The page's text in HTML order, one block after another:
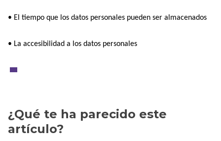
• El tiempo que los datos personales pueden ser almacenados
• La accesibilidad a los datos personales
¿Qué te ha parecido este
artículo?